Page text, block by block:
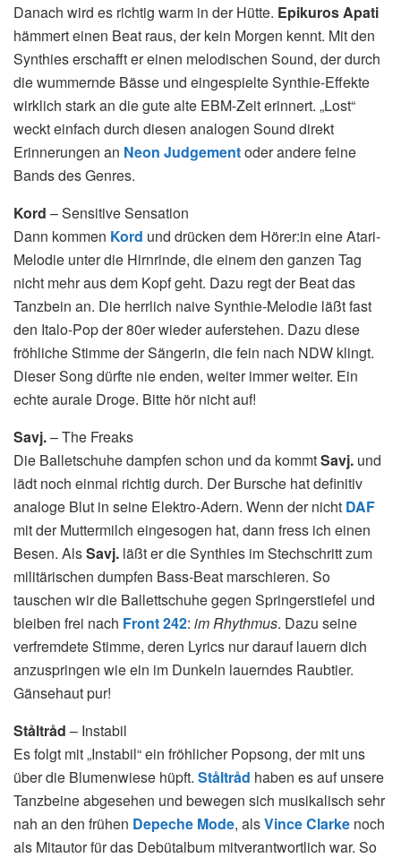
Danach wird es richtig warm in der Hütte. Epikuros Apati
hämmert einen Beat raus, der kein Morgen kennt. Mit den
Synthies erschafft er einen melodischen Sound, der durch
die wummernde Bässe und eingespielte Synthie-Effekte
wirklich stark an die gute alte EBM-Zeit erinnert. „Lost“
weckt einfach durch diesen analogen Sound direkt
Erinnerungen an Neon Judgementoder andere feine
Bands des Genres.
Kord – Sensitive Sensation
Dann kommen Kord und drücken dem Hörer:in eine Atari-
Melodie unter die Hirnrinde, die einem den ganzen Tag
nicht mehr aus dem Kopf geht. Dazu regt der Beat das
Tanzbein an. Die herrlich naive Synthie-Melodie läßt fast
den Italo-Pop der 80er wieder auferstehen. Dazu diese
fröhliche Stimme der Sängerin, die fein nach NDW klingt.
Dieser Song dürfte nie enden, weiter immer weiter. Ein
echte aurale Droge. Bitte hör nicht auf!
Savj.– The Freaks
Die Balletschuhe dampfen schon und da kommtSavj. und
lädt noch einmal richtig durch. Der Bursche hat definitiv
analoge Blut in seine Elektro-Adern. Wenn der nicht DAF
mit der Muttermilch eingesogen hat, dann fress ich einen
Besen. AlsSavj. läßt er die Synthies im Stechschritt zum
militärischen dumpfen Bass-Beat marschieren. So
tauschen wir die Ballettschuhe gegen Springerstiefel und
bleiben frei nach Front 242: im Rhythmus. Dazu seine
verfremdete Stimme, deren Lyrics nur darauf lauern dich
anzuspringen wie ein im Dunkeln lauerndes Raubtier.
Gänsehaut pur!
Ståltråd – Instabil
Es folgt mit „Instabil“ ein fröhlicher Popsong, der mit uns
über die Blumenwiese hüpft. Ståltråd haben es auf unsere
Tanzbeine abgesehen und bewegen sich musikalisch sehr
nah an den frühen Depeche Mode, alsVince Clarke noch
als Mitautor für das Debütalbum mitverantwortlich war. So